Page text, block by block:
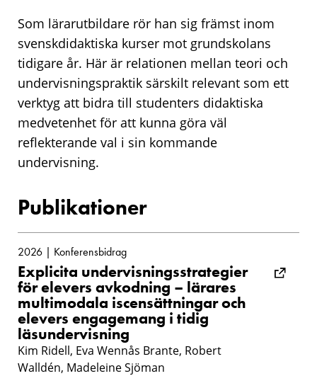
Som lärarutbildare rör han sig främst inom
svenskdidaktiska kurser mot grundskolans
tidigare år. Här är relationen mellan teori och
undervisningspraktik särskilt relevant som ett
verktyg att bidra till studenters didaktiska
medvetenhet för att kunna göra väl
reflekterande val i sin kommande
undervisning.
Publikationer
2026 | Konferensbidrag
Explicita undervisningsstrategier
för elevers avkodning – lärares
multimodala iscensättningar och
elevers engagemang i tidig
läsundervisning
Kim Ridell, Eva Wennås Brante, Robert
Walldén, Madeleine Sjöman